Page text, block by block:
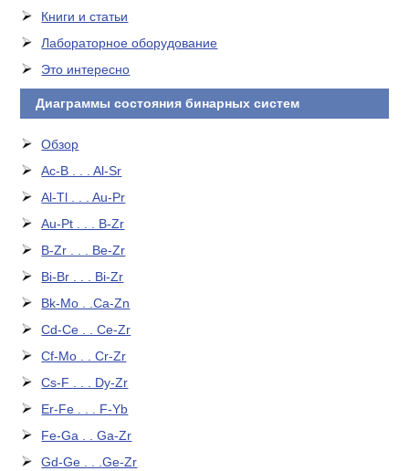
Книги и статьи
Лабораторное оборудование
Это интересно
Диаграммы состояния бинарных систем
Обзор
Ac-B . . . Al-Sr
Al-Tl . . . Au-Pr
Au-Pt . . . B-Zr
B-Zr . . . Be-Zr
Bi-Br . . . Bi-Zr
Bk-Mo . .Ca-Zn
Cd-Ce . . Ce-Zr
Cf-Mo . . Cr-Zr
Cs-F . . . Dy-Zr
Er-Fe . . . F-Yb
Fe-Ga . . Ga-Zr
Gd-Ge . . .Ge-Zr